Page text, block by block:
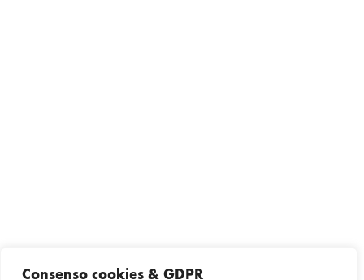
Consenso cookies & GDPR